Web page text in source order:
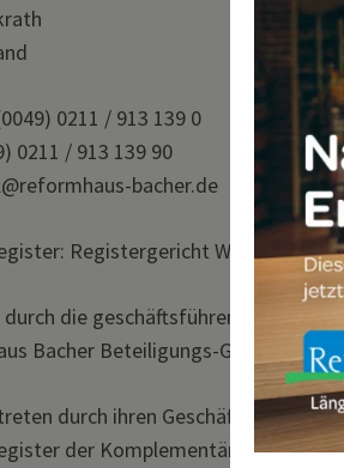
0211 / 913 139 0
0211 / 913 139 90
bacher.de
Registergericht Wuppertal,
die geschäftsführende
Bacher Beteiligungs-Gesellschaft
durch ihren Geschäftsführer:
der Komplementärin: